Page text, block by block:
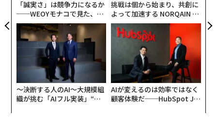
「誠実さ」は競争力になるか
──WEOYモナコで見た、く
ら寿司の経営哲学
挑戦は個から始まり、共創に
よって加速する NORQAIN JA
PAN 特別座談会
〜決断する人のAI〜大規模組
織が挑む「AIフル実装」“使
AIが変えるのは効率ではなく
顧客体験だ──HubSpot Ja